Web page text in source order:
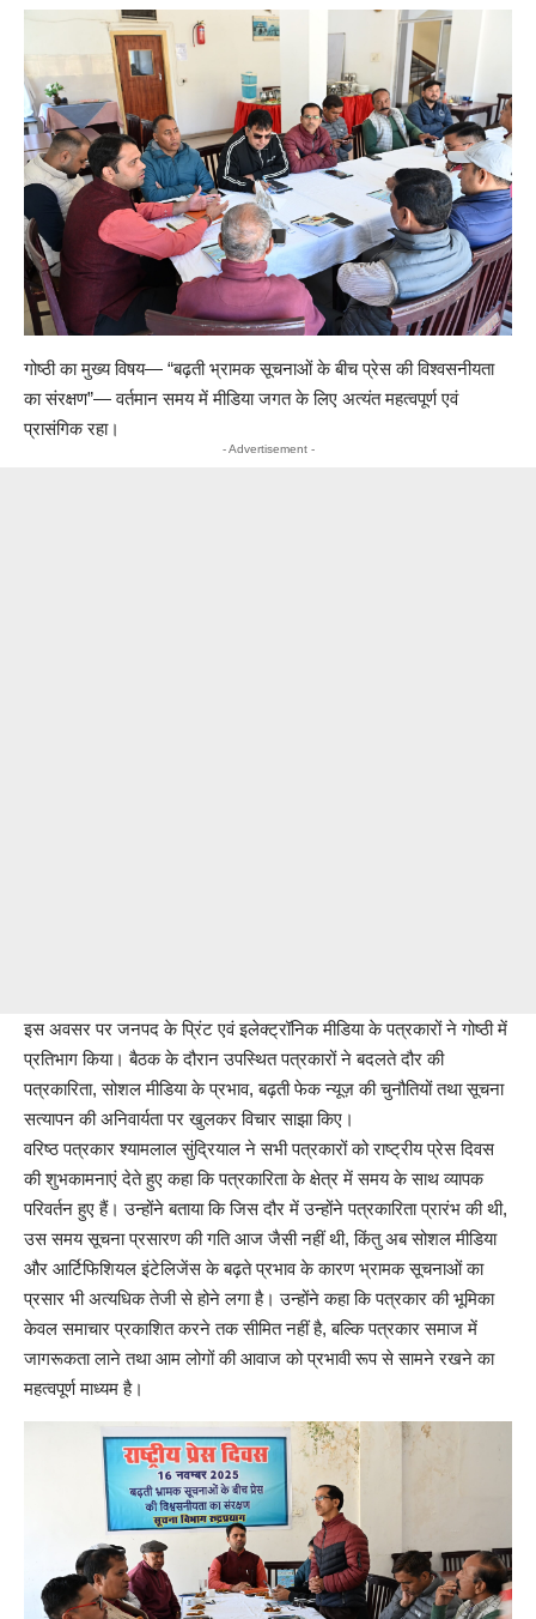
गोष्ठी का मुख्य विषय— “बढ़ती भ्रामक सूचनाओं के बीच प्रेस की विश्वसनीयता
का संरक्षण”— वर्तमान समय में मीडिया जगत के लिए अत्यंत महत्वपूर्ण एवं
प्रासंगिक रहा।
- Advertisement -
इस अवसर पर जनपद के प्रिंट एवं इलेक्ट्रॉनिक मीडिया के पत्रकारों ने गोष्ठी में
प्रतिभाग किया। बैठक के दौरान उपस्थित पत्रकारों ने बदलते दौर की
पत्रकारिता, सोशल मीडिया के प्रभाव, बढ़ती फेक न्यूज़ की चुनौतियों तथा सूचना
सत्यापन की अनिवार्यता पर खुलकर विचार साझा किए।
वरिष्ठ पत्रकार श्यामलाल सुंद्रियाल ने सभी पत्रकारों को राष्ट्रीय प्रेस दिवस
की शुभकामनाएं देते हुए कहा कि पत्रकारिता के क्षेत्र में समय के साथ व्यापक
परिवर्तन हुए हैं। उन्होंने बताया कि जिस दौर में उन्होंने पत्रकारिता प्रारंभ की थी,
उस समय सूचना प्रसारण की गति आज जैसी नहीं थी, किंतु अब सोशल मीडिया
और आर्टिफिशियल इंटेलिजेंस के बढ़ते प्रभाव के कारण भ्रामक सूचनाओं का
प्रसार भी अत्यधिक तेजी से होने लगा है। उन्होंने कहा कि पत्रकार की भूमिका
केवल समाचार प्रकाशित करने तक सीमित नहीं है, बल्कि पत्रकार समाज में
जागरूकता लाने तथा आम लोगों की आवाज को प्रभावी रूप से सामने रखने का
महत्वपूर्ण माध्यम है।